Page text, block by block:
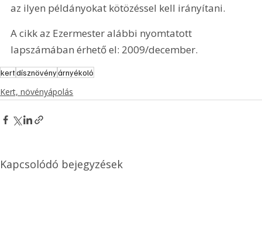
az ilyen példányokat kötözéssel kell irányítani.
A cikk az Ezermester alábbi nyomtatott
lapszámában érhető el: 2009/december.
kertdísznövényárnyékoló
Kert, növényápolás
Kapcsolódó bejegyzések